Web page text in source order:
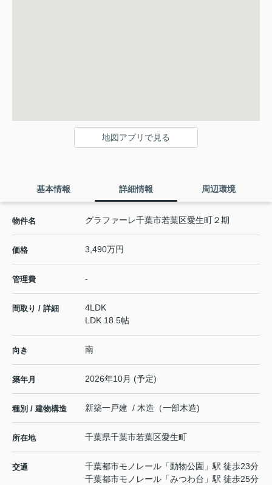
地図アプリで見る
基本情報 詳細情報 周辺環境
物件名 グラファーレ千葉市若葉区愛生町２期
価格 3,490万円
管理費 -
間取り / 詳細
4LDK
LDK 18.5帖
向き 南
築年月 2026年10月 (予定)
種別 / 建物構造 新築一戸建 / 木造（一部木造)
所在地 千葉県千葉市若葉区愛生町
交通 千葉都市モノレール 「動物公園 」駅 徒歩23分
千葉都市モノレール 「みつわ台 」駅 徒歩25分